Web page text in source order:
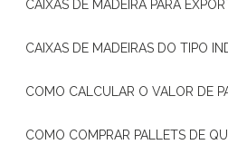
CAIXAS DE MADEIRA PARA
CAIXAS DE MADEIRAS DO TIPO
COMO CALCULAR O VALOR DE
COMO COMPRAR PALLETS DE